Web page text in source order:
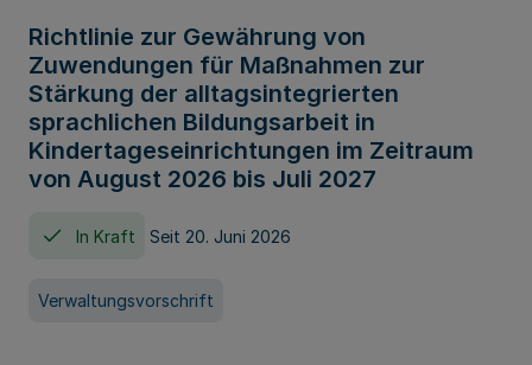
Richtlinie zur Gewährung von
Zuwendungen für Maßnahmen zur
Stärkung der alltagsintegrierten
sprachlichen Bildungsarbeit in
Kindertageseinrichtungen im Zeitraum
von August 2026 bis Juli 2027
In Kraft Seit 20. Juni 2026
Verwaltungsvorschrift